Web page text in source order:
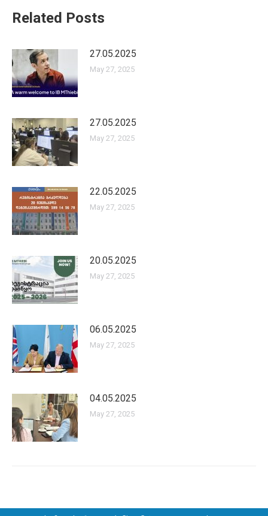
Related Posts
27.05.2025
May 27, 2025
27.05.2025
May 27, 2025
22.05.2025
May 27, 2025
20.05.2025
May 27, 2025
06.05.2025
May 27, 2025
04.05.2025
May 27, 2025